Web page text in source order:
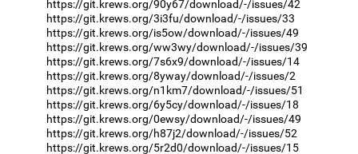
https://git.krews.org/90y67/download/-/issues/42
https://git.krews.org/3i3fu/download/-/issues/33
https://git.krews.org/is5ow/download/-/issues/49
https://git.krews.org/ww3wy/download/-/issues/39
https://git.krews.org/7s6x9/download/-/issues/14
https://git.krews.org/8yway/download/-/issues/2
https://git.krews.org/n1km7/download/-/issues/51
https://git.krews.org/6y5cy/download/-/issues/18
https://git.krews.org/0ewsy/download/-/issues/49
https://git.krews.org/h87j2/download/-/issues/52
https://git.krews.org/5r2d0/download/-/issues/15